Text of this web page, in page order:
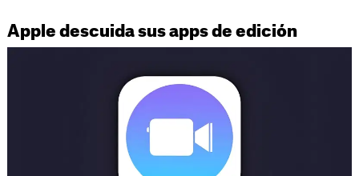
Apple descuida sus apps de edición